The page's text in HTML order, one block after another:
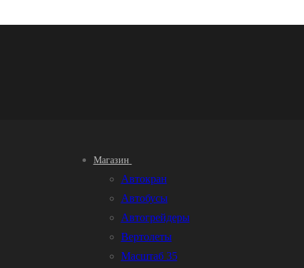
Магазин
Автокран
Автобусы
Автогрейдеры
Вертолеты
Масштаб 35